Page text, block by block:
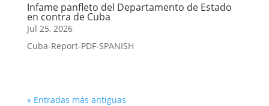
Infame panfleto del Departamento de Estado
en contra de Cuba
Jul 25, 2026
Cuba-Report-PDF-SPANISH
« Entradas más antiguas